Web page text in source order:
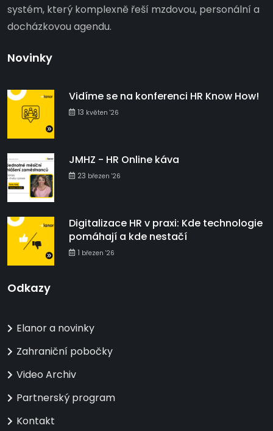
systém, který komplexně řeší mzdovou, personální a
docházkovou agendu.
Novinky
Vidíme se na konferenci HR Know How!
13 květen '26
JMHZ - HR Online káva
23 březen '26
Digitalizace HR v praxi: Kde technologie
pomáhají a kde nestačí
1 březen '26
Odkazy
Elanor a novinky
Zahraniční pobočky
Video Archiv
Partnerský program
Kontakt